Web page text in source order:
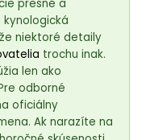
presné a
niektoré detaily
trochu inak.
len ako
odborné
oficiálny
Ak narazíte na